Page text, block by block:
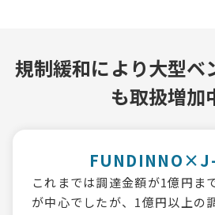
規制緩和により大型ベ
も取扱増加
これまでは調達金額が1億円ま
が中心でしたが、1億円以上の